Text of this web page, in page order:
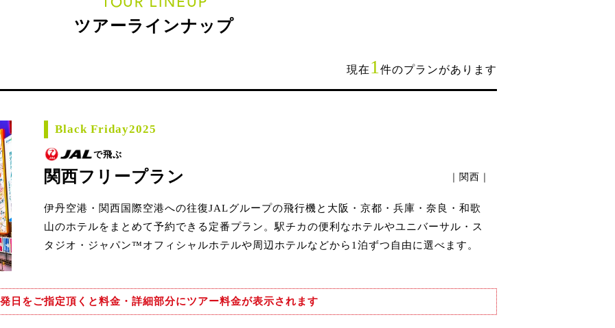
ツアーラインナップ
現在 1 件のプランがあります
Black Friday2025
で飛ぶ
関西フリープラン ｜関西｜
伊丹空港・関西国際空港への往復JALグループの飛行機と大阪・京都・兵庫・奈良・和歌
山のホテルをまとめて予約できる定番プラン。駅チカの便利なホテルやユニバーサル・ス
タジオ・ジャパン™オフィシャルホテルや周辺ホテルなどから1泊ずつ自由に選べます。
日をご指定頂くと料金・詳細部分にツアー料金が表示されます